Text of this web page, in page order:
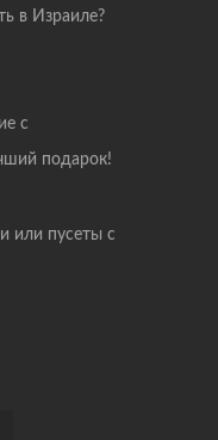
в Израиле?
с
подарок!
или пусеты с